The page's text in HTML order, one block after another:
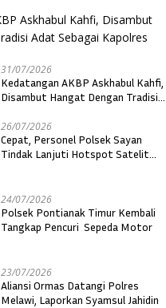
31/07/2026
Kedatangan AKBP Askhabul Kahfi,
Disambut Hangat Dengan Tradisi
26/07/2026
Cepat, Personel Polsek Sayan
Tindak Lanjuti Hotspot Satelit
24/07/2026
Polsek Pontianak Timur Kembali
Tangkap Pencuri Sepeda Motor
23/07/2026
Aliansi Ormas Datangi Polres
Melawi, Laporkan Syamsul Jahidin